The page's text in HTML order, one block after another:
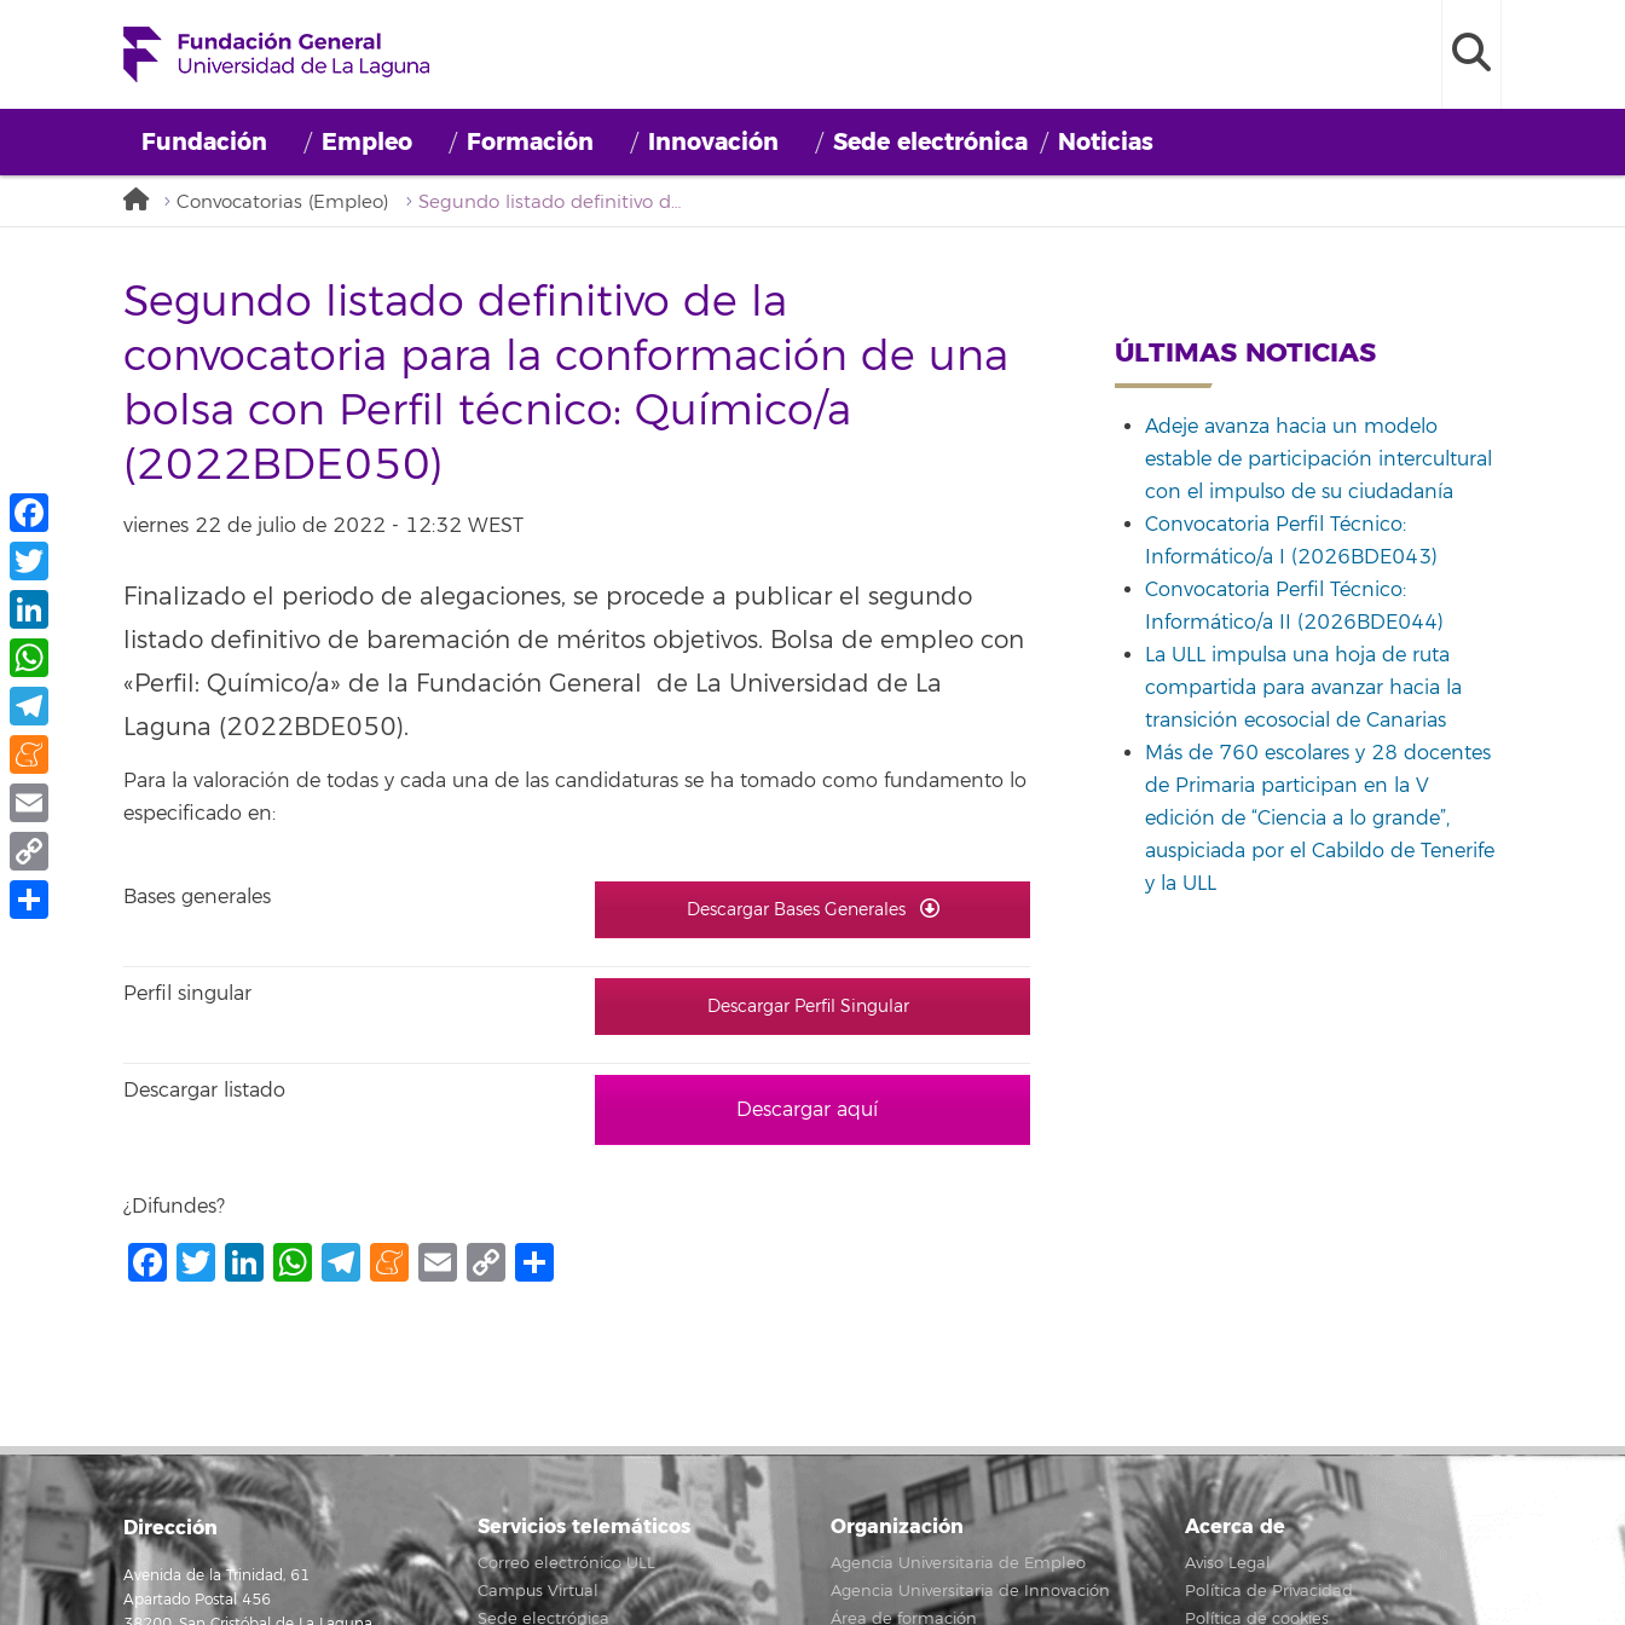
Fundación Empleo Formación Innovación Sede electrónica Noticias
Convocatorias (Empleo) Segundo listado definitivo de la convocatoria para la conformación de una bolsa con Perfil técnico: Químico/a (2022BDE050)
Segundo listado definitivo de la
convocatoria para la conformación de una
bolsa con Perfil técnico: Químico/a
(2022BDE050)
viernes 22 de julio de 2022 - 12:32 WEST
Finalizado el periodo de alegaciones, se procede a publicar el segundo
listado definitivo de baremación de méritos objetivos. Bolsa de empleo con
«Perfil: Químico/a» de la Fundación General de La Universidad de La
Laguna (2022BDE050).
Para la valoración de todas y cada una de las candidaturas se ha tomado como fundamento lo
especificado en:
Bases generales
Descargar Bases Generales
Perfil singular
Descargar Perfil Singular
Descargar listado
Descargar aquí
¿Difundes?
Facebook
Twitter
LinkedIn
WhatsApp
Telegram
Meneame
Email
Copy
ÚLTIMAS NOTICIAS
Adeje avanza hacia un modelo
estable de participación intercultural
con el impulso de su ciudadanía
Convocatoria Perfil Técnico:
Informático/a I (2026BDE043)
Convocatoria Perfil Técnico:
Informático/a II (2026BDE044)
La ULL impulsa una hoja de ruta
compartida para avanzar hacia la
transición ecosocial de Canarias
Más de 760 escolares y 28 docentes
de Primaria participan en la V
edición de “Ciencia a lo grande”,
auspiciada por el Cabildo de Tenerife
y la ULL
Dirección
Avenida de la Trinidad, 61
Apartado Postal 456
Servicios telemáticos
Correo electrónico ULL
Campus Virtual
Sede electrónica
Organización
Agencia Universitaria de Empleo
Agencia Universitaria de Innovación
Área de formación
Acerca de
Aviso Legal
Política de Privacidad
Política de cookies
Facebook
Twitter
LinkedIn
WhatsApp
Telegram
Meneame
Email
Copy